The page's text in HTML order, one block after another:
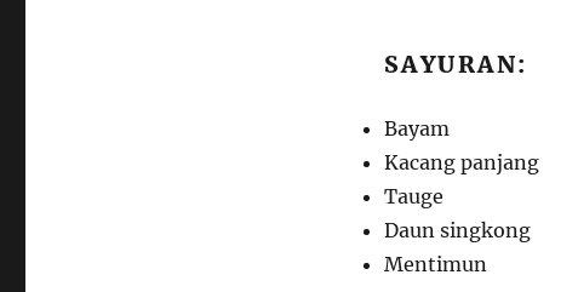
SAYURAN:
Bayam
Kacang panjang
Tauge
Daun singkong
Mentimun